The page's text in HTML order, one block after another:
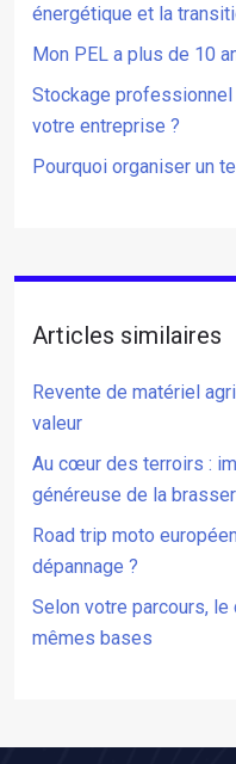
énergétique et la
Mon PEL a plus de 10
Stockage
votre entreprise ?
Pourquoi organiser un
Articles similaires
Revente de matériel
valeur
Au cœur des terroirs :
généreuse de la
Road trip moto
dépannage ?
Selon votre parcours, le
mêmes bases